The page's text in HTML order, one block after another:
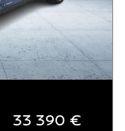
33 390 €